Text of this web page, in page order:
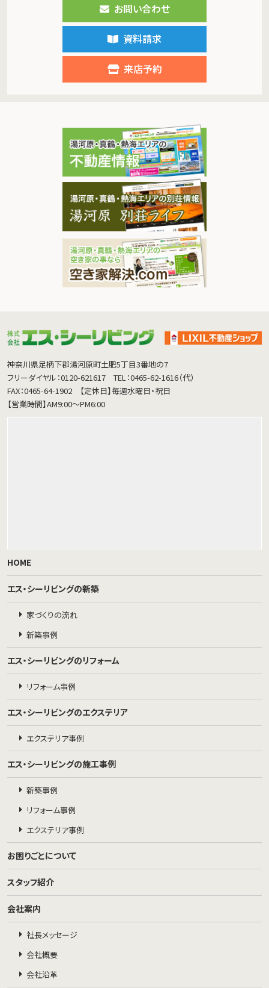
お問い合わせ
資料請求
来店予約
神奈川県足柄下郡湯河原町土肥5丁目3番地の7
フリーダイヤル：0120-621617
TEL：0465-62-1616（代）
FAX：0465-64-1902
【定休日】毎週水曜日・祝日
【営業時間】AM9:00～PM6:00
HOME
エス・シーリビングの新築
家づくりの流れ
新築事例
エス・シーリビングのリフォーム
リフォーム事例
エス・シーリビングのエクステリア
エクステリア事例
エス・シーリビングの施工事例
新築事例
リフォーム事例
エクステリア事例
お困りごとについて
スタッフ紹介
会社案内
社長メッセージ
会社概要
会社沿革